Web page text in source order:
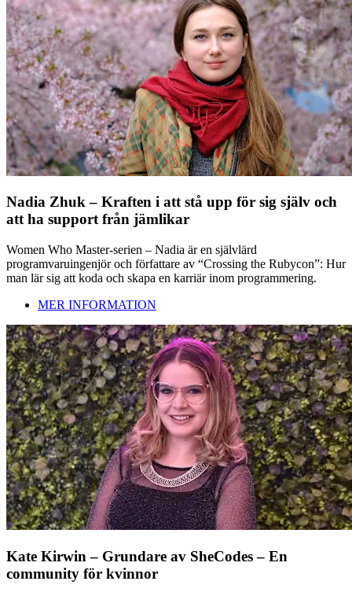
Nadia Zhuk – Kraften i att stå upp för sig själv och
att ha support från jämlikar
Women Who Master-serien – Nadia är en självlärd
programvaruingenjör och författare av “Crossing the Rubycon”: Hur
man lär sig att koda och skapa en karriär inom programmering.
MER INFORMATION
Kate Kirwin – Grundare av SheCodes – En
community för kvinnor